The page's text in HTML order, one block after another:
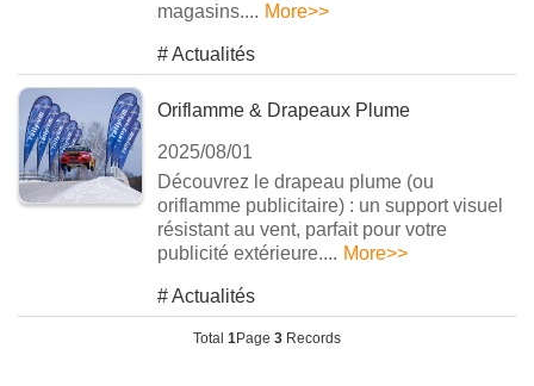
magasins.... More>>
#Actualités
Oriflamme & Drapeaux Plume
Publicitaires Personnalisés
2025/08/01
Découvrez le drapeau plume (ou
oriflamme publicitaire) : un support visuel
résistant au vent, parfait pour votre
publicité extérieure.... More>>
#Actualités
Total 1Page 3 Records